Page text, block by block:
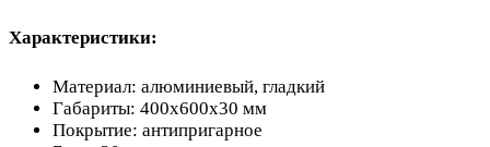
Характеристики:
Материал: алюминиевый, гладкий
Габариты: 400х600х30 мм
Покрытие: антипригарное